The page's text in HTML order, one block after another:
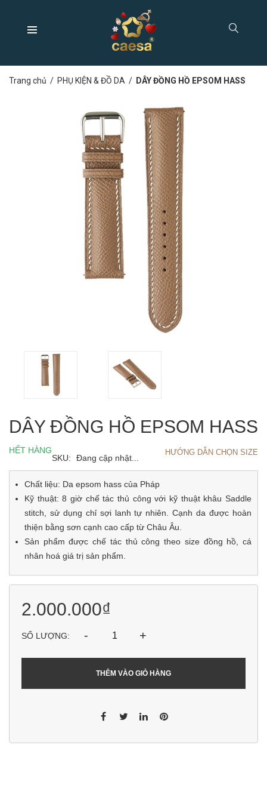
Trang chủ / PHỤ KIỆN & ĐỒ DA / DÂY ĐỒNG HỒ EPSOM HASS
DÂY ĐỒNG HỒ EPSOM HASS
HẾT HÀNG HƯỚNG DẪN CHỌN SIZE
SKU: Đang cập nhật...
Chất liệu: Da epsom hass của Pháp
Kỹ thuật: 8 giờ chế tác thủ công với kỹ thuật khâu Saddle
stitch, sử dụng chỉ sợi lanh tự nhiên. Cạnh da được hoàn
thiện bằng sơn cạnh cao cấp từ Châu Âu.
Sản phẩm được chế tác thủ công theo size đồng hồ, cá
nhân hoá giá trị sản phẩm.
2.000.000₫
SỐ LƯỢNG: - +
THÊM VÀO GIỎ HÀNG